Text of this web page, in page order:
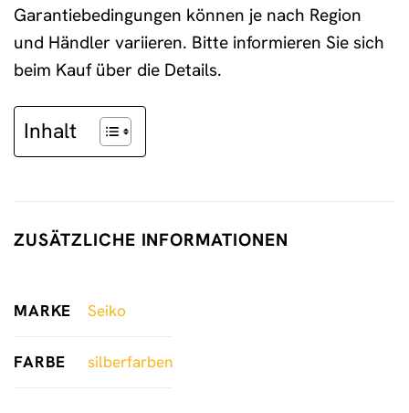
Garantiebedingungen können je nach Region
und Händler variieren. Bitte informieren Sie sich
beim Kauf über die Details.
Inhalt
ZUSÄTZLICHE INFORMATIONEN
MARKE Seiko
FARBE silberfarben